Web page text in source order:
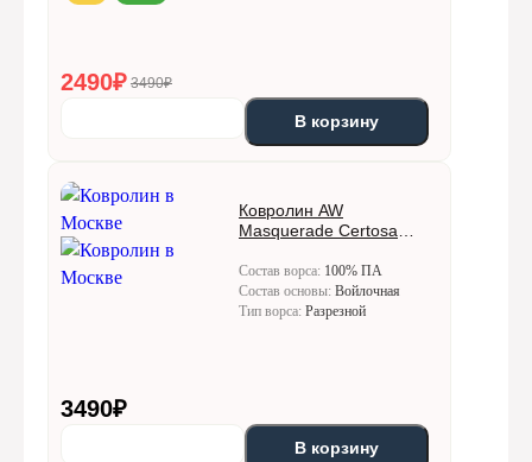
2490₽ 3490₽
В корзину
Ковролин AW
Masquerade Certosa
Состав ворса: 100% ПА
Состав основы: Войлочная
Тип ворса: Разрезной
3490₽
В корзину